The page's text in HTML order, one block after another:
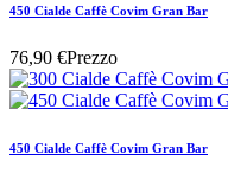
450 Cialde Caffè Covim Gran Bar
76,90 €Prezzo
450 Cialde Caffè Covim Gran Bar